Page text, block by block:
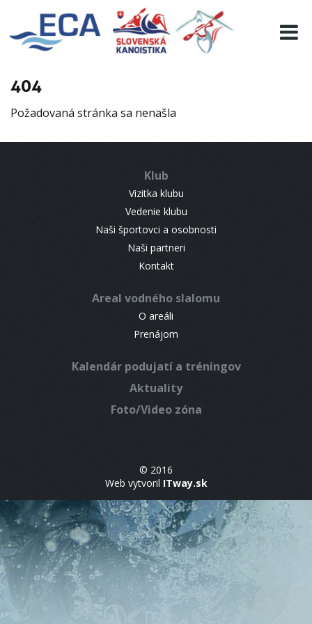
404
Požadovaná stránka sa nenašla
Klub
Vizitka klubu
Vedenie klubu
Naši športovci a osobnosti
Naši partneri
Kontakt
Areal vodného slalomu
O areáli
Prenájom
Kalendár podujatí a tréningov
Aktuality
Foto/Video zóna
© 2016
Web vytvoril ITway.sk
EURO 19
INFO
RESULTS
CONTACT